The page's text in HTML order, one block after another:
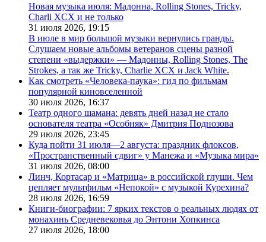
Новая музыка июля: Мадонна, Rolling Stones, Tricky,
Charli XCX и не только
31 июля 2026, 19:15
В июле в мир большой музыки вернулись гранды.
Слушаем новые альбомы ветеранов сцены разной
степени «выдержки» — Мадонны, Rolling Stones, The
Strokes, а так же Tricky, Charlie XCX и Jack White.
Как смотреть «Человека-паука»: гид по фильмам
популярной киновселенной
30 июля 2026, 16:37
Театр одного шамана: девять дней назад не стало
основателя театра «Особняк» Дмитрия Поднозова
29 июля 2026, 23:45
Куда пойти 31 июля—2 августа: праздник флоксов,
«Пространственный сдвиг» у Манежа и «Музыка мира»
31 июля 2026, 08:00
Линч, Кортасар и «Матрица» в российской глуши. Чем
цепляет мультфильм «Непокой» с музыкой Курехина?
28 июля 2026, 16:59
Книги-биографии: 7 ярких текстов о реальных людях от
монахинь Средневековья до Энтони Хопкинса
27 июля 2026, 18:00